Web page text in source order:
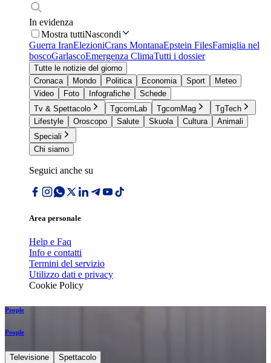
In evidenza
Mostra tuttiNascondi
Guerra IranElezioniCrans MontanaEpstein FilesFamiglia nel
boscoGarlascoEmergenza ClimaTutti i dossier
Tutte le notizie del giorno
Cronaca
Mondo Politica Economia Sport
Meteo
Video
Foto Infografiche
Schede
Tv & Spettacolo
TgcomLab TgcomMag
TgTech
Lifestyle
Oroscopo Salute Skuola Cultura
Animali
Speciali
Chi siamo
Seguici anche su
Area personale
Help e Faq
Info e contatti
Termini del servizio
Utilizzo dati e privacy
Cookie Policy
People
People
Televisione Spettacolo